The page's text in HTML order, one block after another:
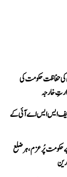
کی حفاظت حکومت کی
ایف ایس ایس اے آئی کے
حکومت پُرعزم، ہر ضلع